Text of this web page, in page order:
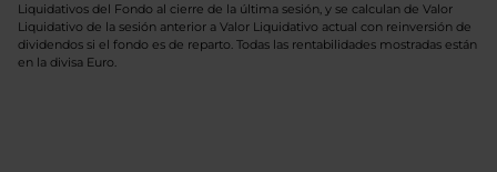
Liquidativos del Fondo al cierre de la última sesión, y se calculan de Valor
Liquidativo de la sesión anterior a Valor Liquidativo actual con reinversión de
dividendos si el fondo es de reparto. Todas las rentabilidades mostradas están
en la divisa Euro.